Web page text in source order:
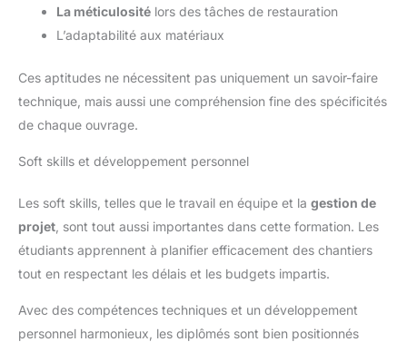
La méticulosité lors des tâches de restauration
L’adaptabilité aux matériaux
Ces aptitudes ne nécessitent pas uniquement un savoir-faire
technique, mais aussi une compréhension fine des spécificités
de chaque ouvrage.
Soft skills et développement personnel
Les soft skills, telles que le travail en équipe et la gestion de
projet , sont tout aussi importantes dans cette formation. Les
étudiants apprennent à planifier efficacement des chantiers
tout en respectant les délais et les budgets impartis.
Avec des compétences techniques et un développement
personnel harmonieux, les diplômés sont bien positionnés